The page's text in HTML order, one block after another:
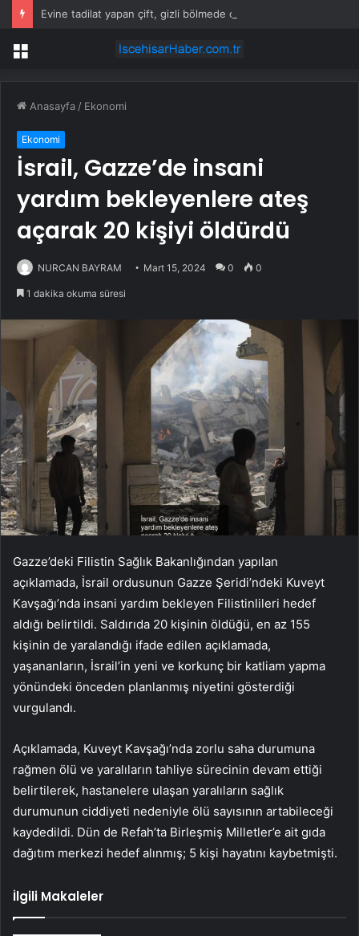
Menü
Anasayfa / Ekonomi
Ekonomi
İsrail, Gazze’de insani
yardım bekleyenlere ateş
açarak 20 kişiyi öldürdü
NURCAN BAYRAM Mart 15, 2024 0 0
1 dakika okuma süresi
Gazze’deki Filistin Sağlık Bakanlığından yapılan
açıklamada, İsrail ordusunun Gazze Şeridi’ndeki Kuveyt
Kavşağı’nda insani yardım bekleyen Filistinlileri hedef
aldığı belirtildi. Saldırıda 20 kişinin öldüğü, en az 155
kişinin de yaralandığı ifade edilen açıklamada,
yaşananların, İsrail’in yeni ve korkunç bir katliam yapma
yönündeki önceden planlanmış niyetini gösterdiği
vurgulandı.
Açıklamada, Kuveyt Kavşağı’nda zorlu saha durumuna
rağmen ölü ve yaralıların tahliye sürecinin devam ettiği
belirtilerek, hastanelere ulaşan yaralıların sağlık
durumunun ciddiyeti nedeniyle ölü sayısının artabileceği
kaydedildi. Dün de Refah’ta Birleşmiş Milletler’e ait gıda
dağıtım merkezi hedef alınmış; 5 kişi hayatını kaybetmişti.
İlgili Makaleler